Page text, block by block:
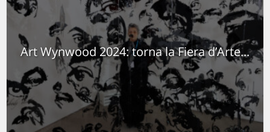
Art Wynwood 2024: torna la Fiera d’Arte...